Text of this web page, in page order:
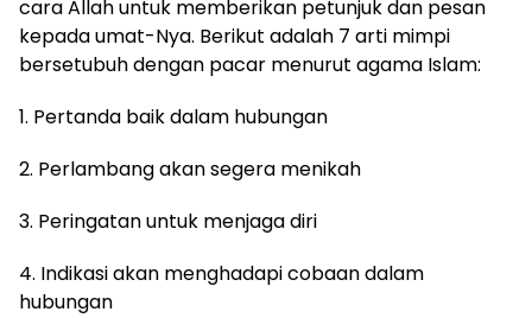
cara Allah untuk memberikan petunjuk dan pesan
kepada umat-Nya. Berikut adalah 7 arti mimpi
bersetubuh dengan pacar menurut agama Islam:
1. Pertanda baik dalam hubungan
2. Perlambang akan segera menikah
3. Peringatan untuk menjaga diri
4. Indikasi akan menghadapi cobaan dalam
hubungan